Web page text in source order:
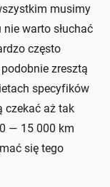
musimy
warto słuchać
często
zresztą
specyfików
czekać aż tak
— 15 000 km
się tego